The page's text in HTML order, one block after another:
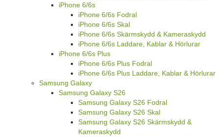
iPhone 6/6s
iPhone 6/6s Fodral
iPhone 6/6s Skal
iPhone 6/6s Skärmskydd & Kameraskydd
iPhone 6/6s Laddare, Kablar & Hörlurar
iPhone 6/6s Plus
iPhone 6/6s Plus Fodral
iPhone 6/6s Plus Laddare, Kablar & Hörlurar
Samsung Galaxy
Samsung Galaxy S26
Samsung Galaxy S26 Fodral
Samsung Galaxy S26 Skal
Samsung Galaxy S26 Skärmskydd &
Kameraskydd